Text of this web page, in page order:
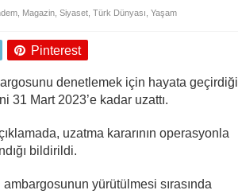
, Magazin, Siyaset, Türk Dünyası Yaşam
Pinterest
denetlemek için hayata geçirdiği
31 Mart 2023’e kadar uzattı.
uzatma kararının operasyonla
bildirildi.
yürütülmesi sırasında